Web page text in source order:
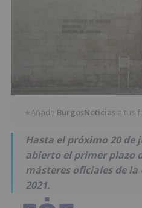
★Añade BurgosNoticias a tus
Hasta el próximo 20 de
abierto el primer plazo
másteres oficiales de la
2021.